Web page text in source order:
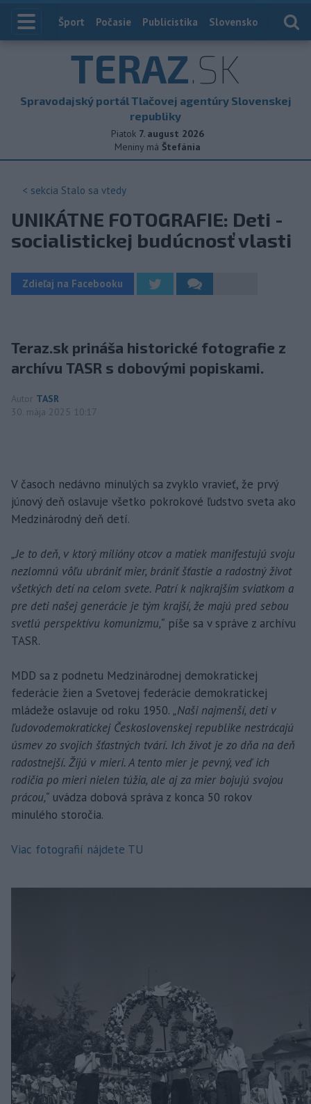
Index
Šport Počasie Publicistika Slovensko
TERAZ.SK
Spravodajský portál Tlačovej agentúry Slovenskej
republiky
Piatok 7. august 2026
Meniny má Štefánia
< sekcia Stalo sa vtedy
UNIKÁTNE FOTOGRAFIE: Deti -
socialistickej budúcnosť vlasti
Zdieľaj na Facebooku
Teraz.sk prináša historické fotografie z
archívu TASR s dobovými popiskami.
Autor TASR
30. mája 2025 10:17
V časoch nedávno minulých sa zvyklo vravieť, že prvý
júnový deň oslavuje všetko pokrokové ľudstvo sveta ako
Medzinárodný deň detí.
„Je to deň, v ktorý milióny otcov a matiek manifestujú svoju
nezlomnú vôľu ubrániť mier, brániť šťastie a radostný život
všetkých detí na celom svete. Patrí k najkrajším sviatkom a
pre deti našej generácie je tým krajší, že majú pred sebou
svetlú perspektívu komunizmu,“ píše sa v správe z archívu
TASR.
MDD sa z podnetu Medzinárodnej demokratickej
federácie žien a Svetovej federácie demokratickej
mládeže oslavuje od roku 1950. „Naši najmenší, deti v
ľudovodemokratickej Československej republike nestrácajú
úsmev zo svojich šťastných tvárí. Ich život je zo dňa na deň
radostnejší. Žijú v mieri. A tento mier je pevný, veď ich
rodičia po mieri nielen túžia, ale aj za mier bojujú svojou
prácou,“ uvádza dobová správa z konca 50 rokov
minulého storočia.
Viac fotografií nájdete TU